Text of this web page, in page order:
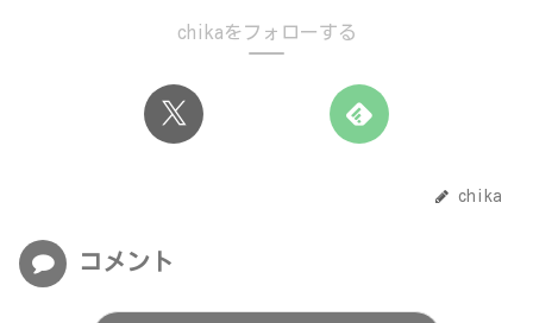
chikaをフォローする
chika
コメント